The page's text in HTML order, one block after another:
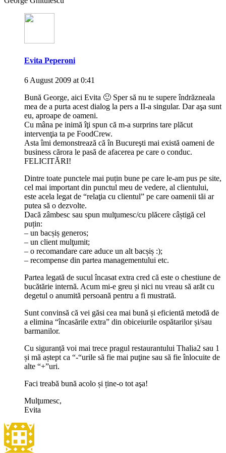
Evita Peperoni
6 August 2009 at 0:41
Bună George, aici Evita 🙂 Sper să nu te supere îndrăzneala
mea de a purta acest dialog la pers a II-a singular. Dar aşa sunt
eu, aproape de oameni.
Cu mâna pe inimă îţi spun că m-a surprins tare plăcut
intervenţia ta pe FoodCrew.
Asta îmi demonstrează că în Bucureşti mai există oameni de
business cărora le pasă de afacerea pe care o conduc.
FELICITĂRI!
Dintre toate punctele mai puțin bune pe care le-am pus pe site,
cel mai important din punctul meu de vedere, al clientului,
este acela legat de “relaţia cu clientul” pe care oamenii tăi ar
putea să o dezvolte.
Dacă zâmbesc sau spun mulţumesc/cu plăcere câștigă cel
puțin:
– un bacșiș generos;
– un client mulţumit;
– o recomandare care aduce un alt bacșiș :);
– recompense din partea managementului etc.
Partea legată de sucul încasat extra cred că este o chestiune de
bucătărie internă. Acum mi-e greu și nici nu vreau să arăt cu
degetul o anumită persoană pentru a fi mustrată.
Sunt convinsă că vei găsi cea mai bună și eficientă metodă de
a elimina “încasările extra” din obiceiurile ospătarilor și/sau
barmanilor.
Cu siguranță voi mai trece pragul restaurantului Thalia2 sau 1
și mă aștept ca “-“urile să fie mai puţine sau să fie înlocuite de
alte “+”uri.
Faci treabă bună acolo și ține-o tot aşa!
Mulţumesc,
Evita